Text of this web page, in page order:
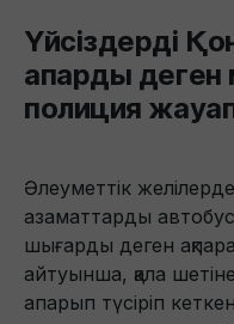
Үйсіздерді
апарды деген
полиция
Әлеуметтік
азаматтарды
шығарды деген
айтуынша, қала
апарып түсіріп